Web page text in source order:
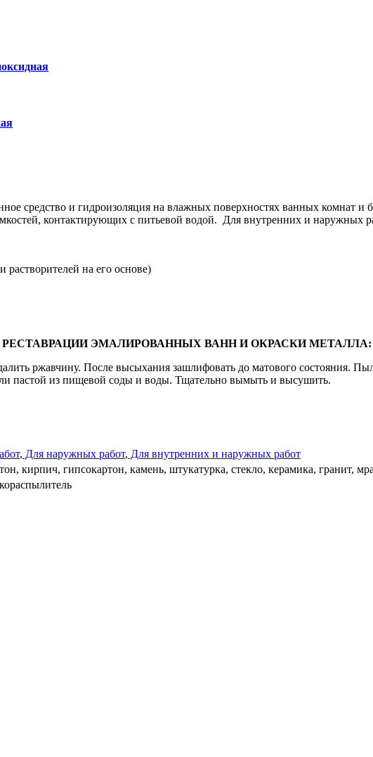
средство и гидроизоляция на влажных поверхностях ванных комнат и
контактирующих с питьевой водой. Для внутренних и наружных
растворителей на его основе)
ЭМАЛИРОВАННЫХ ВАНН И ОКРАСКИ МЕТАЛЛА:
ржавчину. После высыхания зашлифовать до матового состояния.
пастой из пищевой соды и воды. Тщательно вымыть и высушить.
, Для наружных работ, Для внутренних и наружных работ
кирпич, гипсокартон, камень, штукатурка, стекло, керамика, гранит,